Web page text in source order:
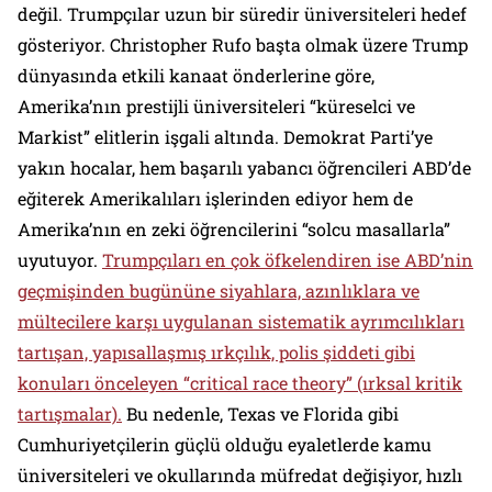
değil. Trumpçılar uzun bir süredir üniversiteleri hedef
gösteriyor. Christopher Rufo başta olmak üzere Trump
dünyasında etkili kanaat önderlerine göre,
Amerika’nın prestijli üniversiteleri “küreselci ve
Markist” elitlerin işgali altında. Demokrat Parti’ye
yakın hocalar, hem başarılı yabancı öğrencileri ABD’de
eğiterek Amerikalıları işlerinden ediyor hem de
Amerika’nın en zeki öğrencilerini “solcu masallarla”
uyutuyor. Trumpçıları en çok öfkelendiren ise ABD’nin
geçmişinden bugününe siyahlara, azınlıklara ve
mültecilere karşı uygulanan sistematik ayrımcılıkları
tartışan, yapısallaşmış ırkçılık, polis şiddeti gibi
konuları önceleyen “critical race theory” (ırksal kritik
tartışmalar). Bu nedenle, Texas ve Florida gibi
Cumhuriyetçilerin güçlü olduğu eyaletlerde kamu
üniversiteleri ve okullarında müfredat değişiyor, hızlı